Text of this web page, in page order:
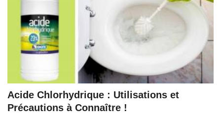
Acide Chlorhydrique : Utilisations et
Précautions à Connaître !